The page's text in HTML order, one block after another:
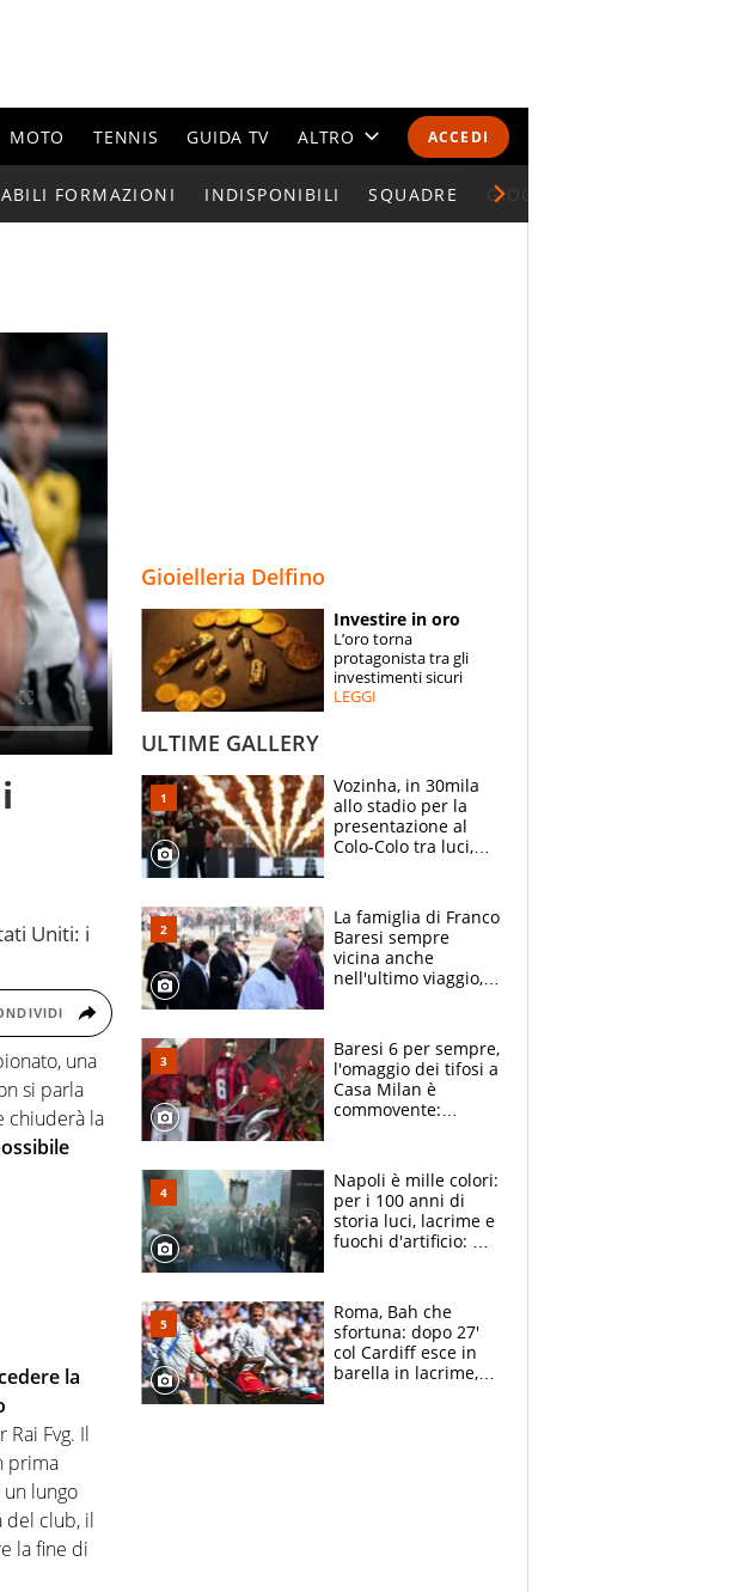
ACCEDI
MOTO TENNIS GUIDA TV ALTRO
CALENDARI E CLASSIFICHE
ESPERTI
CONTATTI
FORMAZIONI INDISPONIBILI SQUADRE GIOCATORI SERIE A
Uniti: i
una
si parla
chiuderà la
la
Fvg. Il
prima
lungo
del club, il
la fine di
Gioielleria Delfino
Investire in oro
L’oro torna
protagonista tra gli
investimenti sicuri
LEGGI
ULTIME GALLERY
Vozinha, in 30mila
allo stadio per la
presentazione al
Colo-Colo tra luci,
La famiglia di Franco
Baresi sempre
vicina anche
nell'ultimo viaggio,
circondati
dall'affetto dei tifosi
Baresi 6 per sempre,
l'omaggio dei tifosi a
Casa Milan è
commovente:
bigliettini
Napoli è mille colori:
per i 100 anni di
storia luci, lacrime e
fuochi d'artificio: De
Roma, Bah che
sfortuna: dopo 27'
col Cardiff esce in
barella in lacrime,